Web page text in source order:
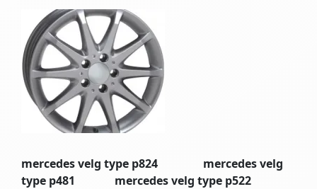
mercedes velg type p824 mercedes velg
type p481 mercedes velg type p522